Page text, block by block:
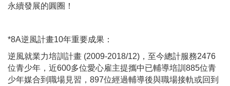
永續發展的圓圈！
*8A逆風計畫10年重要成果：
逆風就業力培訓計畫 (2009-2018/12)，至今總計服務2476
位青少年，近600多位愛心雇主提攜中已輔導培訓885位青
少年媒合到職場見習，897位經過輔導後與職場接軌或回到